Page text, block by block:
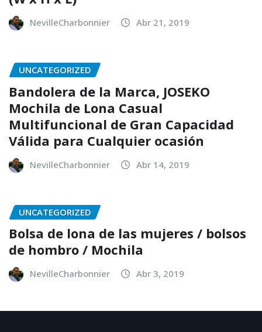
NevilleCharbonnier Abr 21, 2019
UNCATEGORIZED
Bandolera de la Marca, JOSEKO
Mochila de Lona Casual
Multifuncional de Gran Capacidad
Válida para Cualquier ocasión
NevilleCharbonnier Abr 14, 2019
UNCATEGORIZED
Bolsa de lona de las mujeres / bolsos
de hombro / Mochila
NevilleCharbonnier Abr 3, 2019